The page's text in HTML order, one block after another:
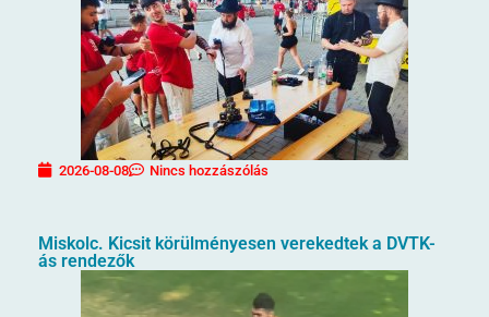
2026-08-08 Nincs hozzászólás
Miskolc. Kicsit körülményesen verekedtek a DVTK-
ás rendezők